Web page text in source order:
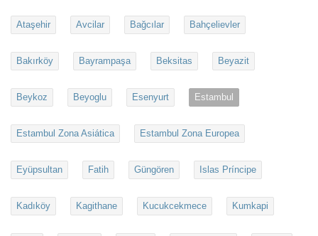
Ataşehir Avcilar Bağcılar Bahçelievler
Bakırköy Bayrampaşa Beksitas Beyazit
Beykoz Beyoglu Esenyurt Estambul
Estambul Zona Asiática Estambul Zona Europea
Eyüpsultan Fatih Güngören Islas Príncipe
Kadıköy Kagithane Kucukcekmece Kumkapi